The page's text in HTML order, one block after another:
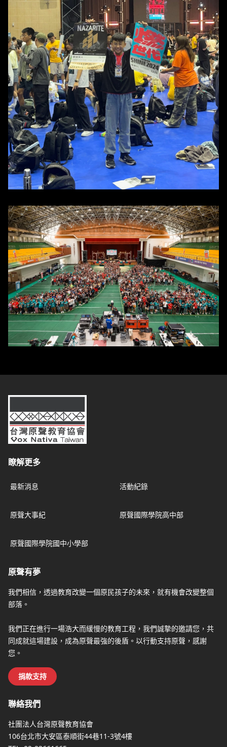
台灣原聲教育協會
瞭解更多
最新消息 活動紀錄
原聲大事紀 原聲國際學院高中部
原聲國際學院國中小學部
原聲有夢
我們相信，透過教育改變一個原民孩子的未來，就有機會改變整個
部落。
我們正在進行一場浩大而緩慢的教育工程，我們誠摯的邀請您，共
同成就這場建設，成為原聲最強的後盾。以行動支持原聲，感謝
您。
捐款支持
聯絡我們
社團法人台灣原聲教育協會
106台北市大安區泰順街44巷11-3號4樓